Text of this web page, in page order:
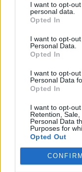
I want to opt-
personal data.
Opted In
I want to opt-
Personal Data.
Opted In
I want to opt-
Personal Data
Opted In
I want to opt-
Retention,
Personal Data
Purposes for
Opted Out
CONFIRM
λιμένα, καθώς
εγκαταστάσεών
Ο Δήμος έχει
όλα τα
(Ιούλιος 2023),
απόφαση
Η καθυστέρηση
καθεστώς
εκατοντάδες
ναυταθλητικά
στιγμή,
αιτημάτων που